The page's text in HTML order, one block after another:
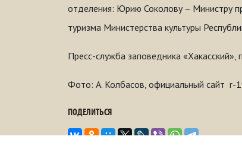
отделения: Юрию Соколову – Министру
туризма Министерства культуры
Пресс-служба заповедника
Фото: А. Колбасов, официальный сайт r-
ПОДЕЛИТЬСЯ